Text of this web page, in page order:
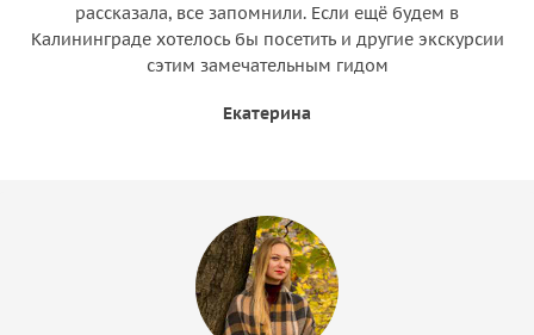
рассказала, все запомнили. Если ещё будем в
Калининграде хотелось бы посетить и другие экскурсии
сэтим замечательным гидом
Екатерина